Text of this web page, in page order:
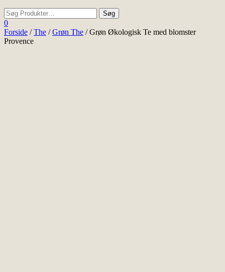
0
Forside /The /Grøn The / Grøn Økologisk Te med blomster
Provence